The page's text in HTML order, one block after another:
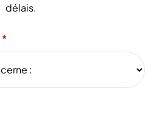
délais.